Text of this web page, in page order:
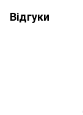
Відгуки